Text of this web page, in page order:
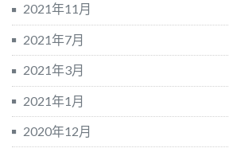
2021年11月
2021年7月
2021年3月
2021年1月
2020年12月